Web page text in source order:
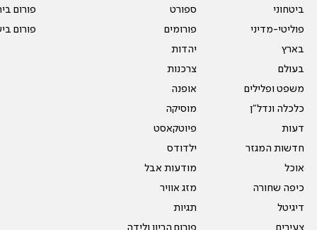
ביטחוני
פוליטי-מדיני
בארץ
בעולם
משפט ופלילים
כלכלה ונדל"ן
דעות
חדשות המגזר
אוכל
כיפה שחורה
דיגיטל
צעירים
ספורט
פורומים
יהדות
צרכנות
אופנה
מוסיקה
פיוטקאסט
ילדודס
מודעות אבל
מזג אוויר
תגיות
פורום הריון ולידה
פורום
פורום